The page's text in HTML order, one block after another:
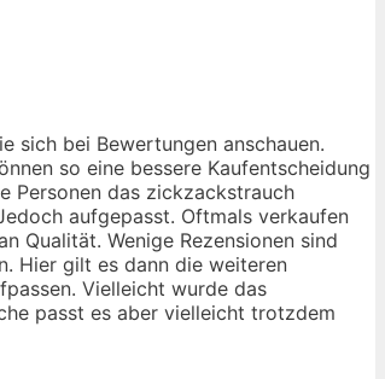
sich bei Bewertungen anschauen.
so eine bessere Kaufentscheidung
Personen das zickzackstrauch
aufgepasst. Oftmals verkaufen
Qualität. Wenige Rezensionen sind
Hier gilt es dann die weiteren
Vielleicht wurde das
passt es aber vielleicht trotzdem